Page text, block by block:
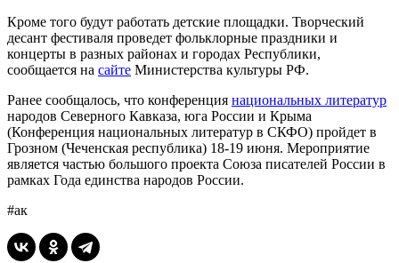
Кроме того будут работать детские площадки. Творческий
десант фестиваля проведет фольклорные праздники и
концерты в разных районах и городах Республики,
сообщается на сайте Министерства культуры РФ.
Ранее сообщалось, что конференция национальных литератур
народов Северного Кавказа, юга России и Крыма
(Конференция национальных литератур в СКФО) пройдет в
Грозном (Чеченская республика) 18-19 июня. Мероприятие
является частью большого проекта Союза писателей России в
рамках Года единства народов России.
#ак